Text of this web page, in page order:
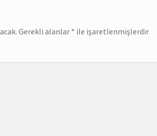
Gerekli alanlar * ile işaretlenmişlerdir